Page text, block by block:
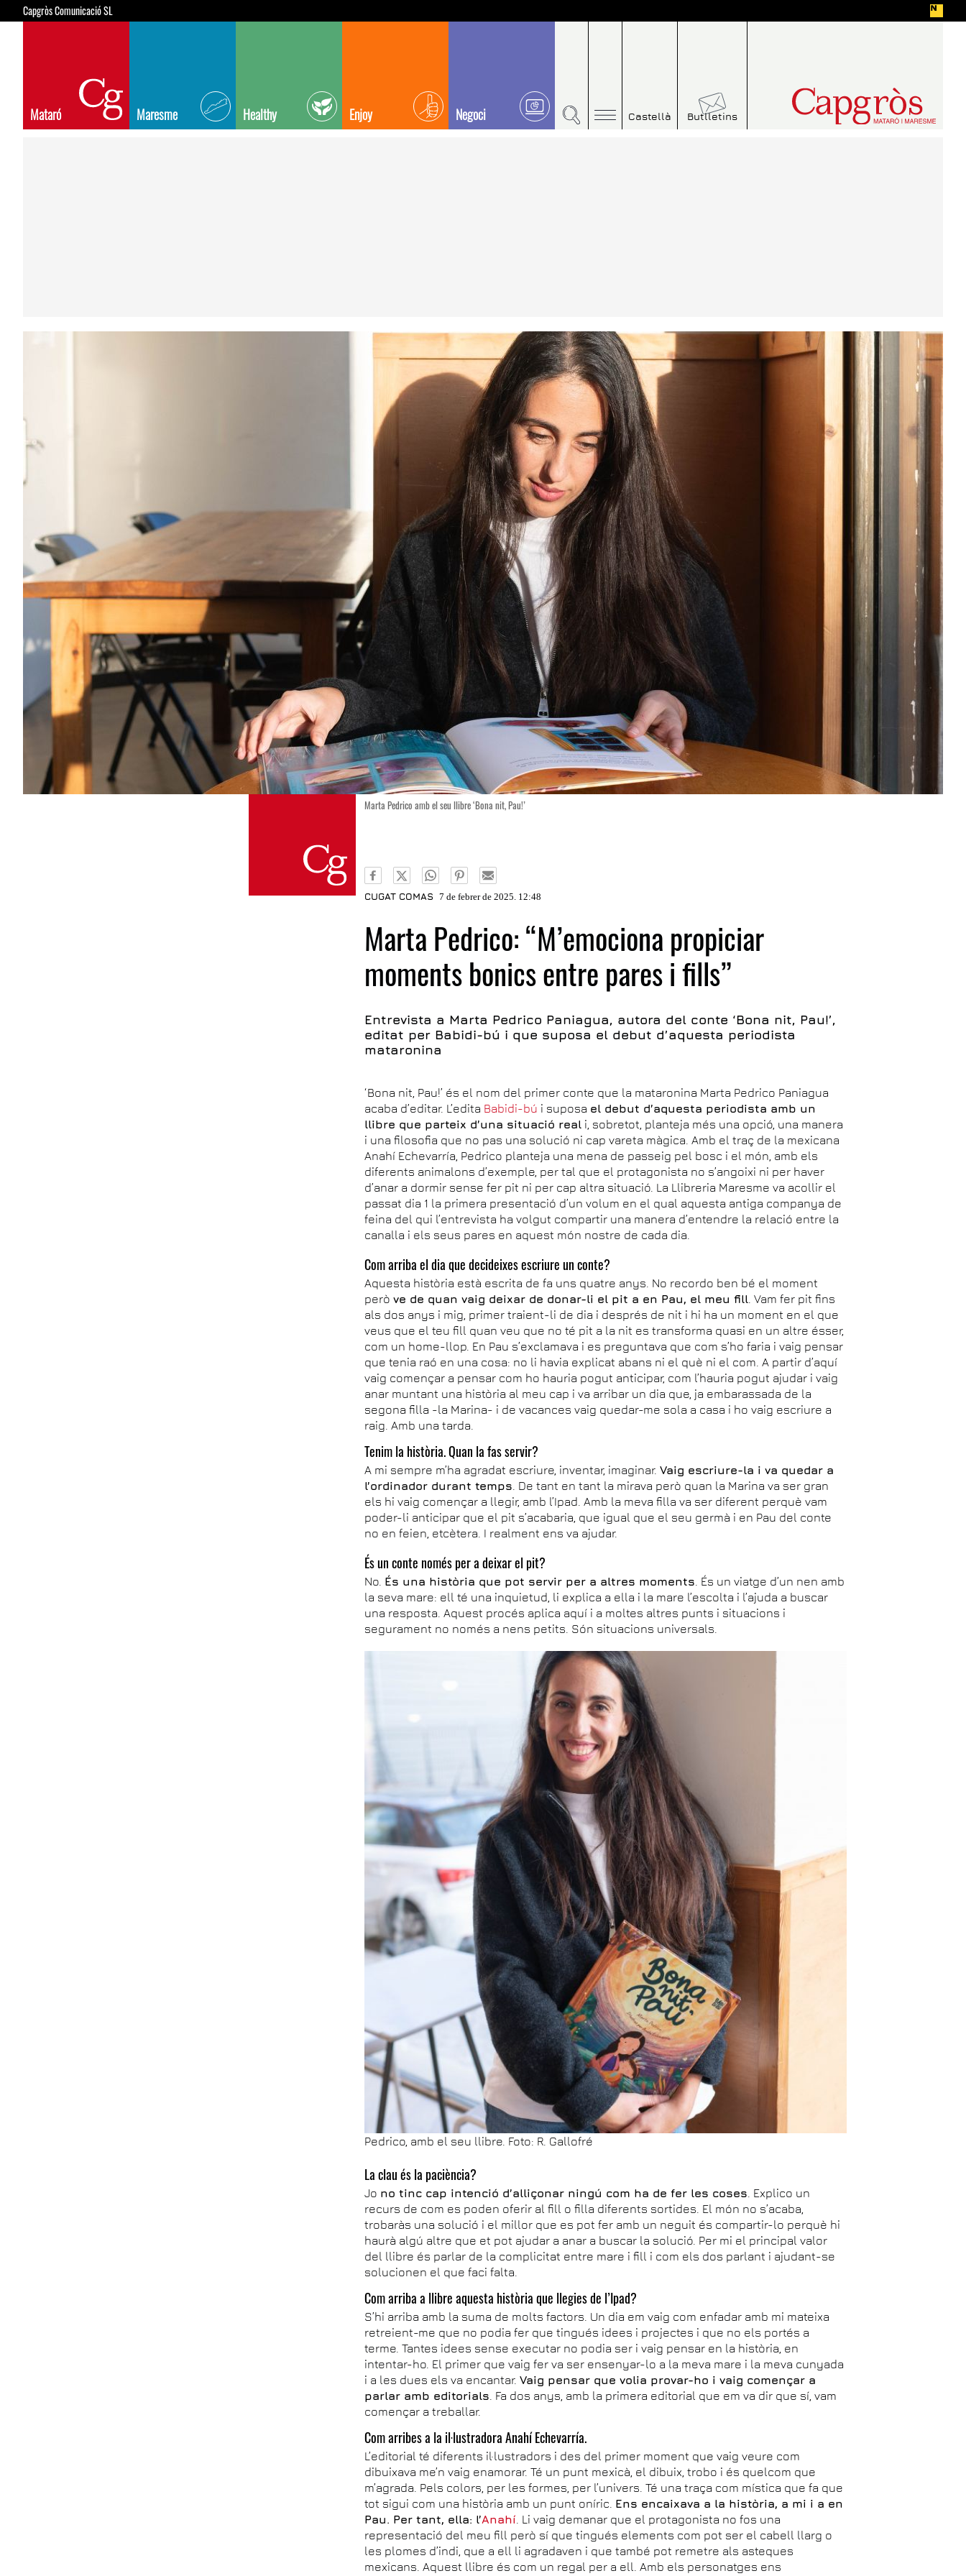
Capgròs Comunicació SL
Mataró Maresme Healthy Enjoy Negoci Castellà Butlletins
Marta Pedrico amb el seu llibre ‘Bona nit, Pau!’
CUGAT COMAS 7 de febrer de 2025. 12:48
Marta Pedrico: “M’emociona propiciar
moments bonics entre pares i fills”
Entrevista a Marta Pedrico Paniagua, autora del conte ‘Bona nit, Pau!’,
editat per Babidi-bú i que suposa el debut d’aquesta periodista
mataronina
‘Bona nit, Pau!’ és el nom del primer conte que la mataronina Marta Pedrico Paniagua
acaba d’editar. L’edita Babidi-bú i suposa el debut d’aquesta periodista amb un
llibre que parteix d’una situació real i, sobretot, planteja més una opció, una manera
i una filosofia que no pas una solució ni cap vareta màgica. Amb el traç de la mexicana
Anahí Echevarría, Pedrico planteja una mena de passeig pel bosc i el món, amb els
diferents animalons d’exemple, per tal que el protagonista no s’angoixi ni per haver
d’anar a dormir sense fer pit ni per cap altra situació. La Llibreria Maresme va acollir el
passat dia 1 la primera presentació d’un volum en el qual aquesta antiga companya de
feina del qui l’entrevista ha volgut compartir una manera d’entendre la relació entre la
canalla i els seus pares en aquest món nostre de cada dia.
Com arriba el dia que decideixes escriure un conte?
Aquesta història està escrita de fa uns quatre anys. No recordo ben bé el moment
peròve de quan vaig deixar de donar-li el pit a en Pau, el meu fill . Vam fer pit fins
als dos anys i mig, primer traient-li de dia i després de nit i hi ha un moment en el que
veus que el teu fill quan veu que no té pit a la nit es transforma quasi en un altre ésser,
com un home-llop. En Pau s’exclamava i es preguntava que com s’ho faria i vaig pensar
que tenia raó en una cosa: no li havia explicat abans ni el què ni el com. A partir d’aquí
vaig començar a pensar com ho hauria pogut anticipar, com l’hauria pogut ajudar i vaig
anar muntant una història al meu cap i va arribar un dia que, ja embarassada de la
segona filla -la Marina- i de vacances vaig quedar-me sola a casa i ho vaig escriure a
raig. Amb una tarda.
Tenim la història. Quan la fas servir?
A mi sempre m’ha agradat escriure, inventar, imaginar.Vaig escriure-la i va quedar a
l’ordinador durant temps . De tant en tant la mirava però quan la Marina va ser gran
els hi vaig començar a llegir, amb l’Ipad. Amb la meva filla va ser diferent perquè vam
poder-li anticipar que el pit s’acabaria, que igual que el seu germà i en Pau del conte
no en feien, etcètera. I realment ens va ajudar.
És un conte només per a deixar el pit?
No. És una història que pot servir per a altres moments . És un viatge d’un nen amb
la seva mare: ell té una inquietud, li explica a ella i la mare l’escolta i l’ajuda a buscar
una resposta. Aquest procés aplica aquí i a moltes altres punts i situacions i
segurament no només a nens petits. Són situacions universals.
Pedrico, amb el seu llibre. Foto: R. Gallofré
La clau és la paciència?
Jo no tinc cap intenció d’alliçonar ningú com ha de fer les coses . Explico un
recurs de com es poden oferir al fill o filla diferents sortides. El món no s’acaba,
trobaràs una solució i el millor que es pot fer amb un neguit és compartir-lo perquè hi
haurà algú altre que et pot ajudar a anar a buscar la solució. Per mi el principal valor
del llibre és parlar de la complicitat entre mare i fill i com els dos parlant i ajudant-se
solucionen el que faci falta.
Com arriba a llibre aquesta història que llegies de l’Ipad?
S’hi arriba amb la suma de molts factors. Un dia em vaig com enfadar amb mi mateixa
retreient-me que no podia fer que tingués idees i projectes i que no els portés a
terme. Tantes idees sense executar no podia ser i vaig pensar en la història, en
intentar-ho. El primer que vaig fer va ser ensenyar-lo a la meva mare i la meva cunyada
i a les dues els va encantar.Vaig pensar que volia provar-ho i vaig començar a
parlar amb editorials . Fa dos anys, amb la primera editorial que em va dir que sí, vam
començar a treballar.
Com arribes a la il·lustradora Anahí Echevarría.
L’editorial té diferents il·lustradors i des del primer moment que vaig veure com
dibuixava me’n vaig enamorar. Té un punt mexicà, el dibuix, trobo i és quelcom que
m’agrada. Pels colors, per les formes, per l’univers. Té una traça com mística que fa que
tot sigui com una història amb un punt oníric. Ens encaixava a la història, a mi i a en
Pau. Per tant, ella: l’Anahí . Li vaig demanar que el protagonista no fos una
representació del meu fill però sí que tingués elements com pot ser el cabell llarg o
les plomes d’indi, que a ell li agradaven i que també pot remetre als asteques
mexicans. Aquest llibre és com un regal per a ell. Amb els personatges ens